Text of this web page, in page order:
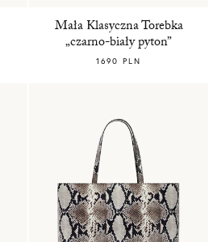
Mała Klasyczna Torebka
„czarno-biały pyton”
1690 PLN